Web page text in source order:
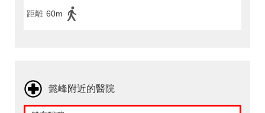
距離 60m
懿峰附近的醫院